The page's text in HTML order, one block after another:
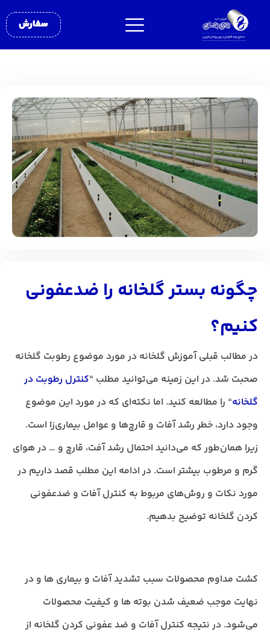
سفارش
چگونه بستر گلخانه را ضدعفونی
کنیم؟
در مطالب قبلی آموزش گلخانه در مورد موضوع رطوبت گلخانه
صحبت شد. در این زمینه می‌توانید مطلب “کنترل رطوبت در
گلخانه“ را مطالعه کنید. اما نکته‌ای که در مورد این موضوع
وجود دارد، خطر رشد آفات و قارچ‌ها و عوامل بیماری‌زا است.
زیرا همان‌طور که می‌دانید احتمال رشد آفت، قارچ و … در هوای
گرم و مرطوب بیشتر است. در ادامه این مطلب قصد داریم در
مورد نکات و روش‌های مربوط به کنترل آفات و ضدعفونی
کردن گلخانه توضیح بدهیم.
کشت مداوم محصولات سبب تشدید آفات و بیماری ها و در
نهایت موجب ضعیف شدن بوته ها و کیفیت محصولات
می‌شود. در نتیجه کنترل آفات و ضد عفونی کردن گلخانه از